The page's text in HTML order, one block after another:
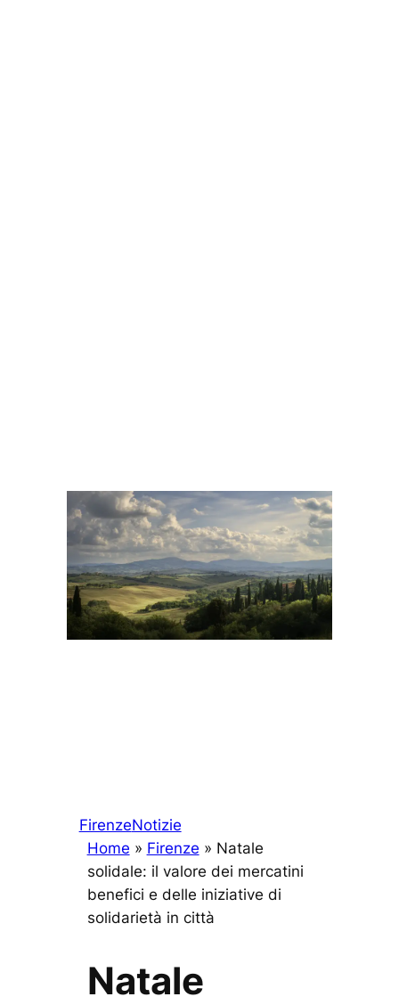
FirenzeNotizie
Home » Firenze » Natale
solidale: il valore dei mercatini
benefici e delle iniziative di
solidarietà in città
Natale